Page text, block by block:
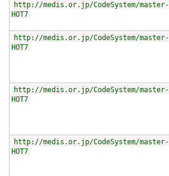
http://medis.or.jp/CodeSystem/master-
HOT7
http://medis.or.jp/CodeSystem/master-
HOT7
http://medis.or.jp/CodeSystem/master-
HOT7
http://medis.or.jp/CodeSystem/master-
HOT7